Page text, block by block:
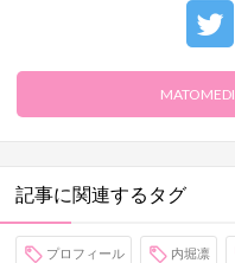
記事に関連するタグ
プロフィール 内堀凛